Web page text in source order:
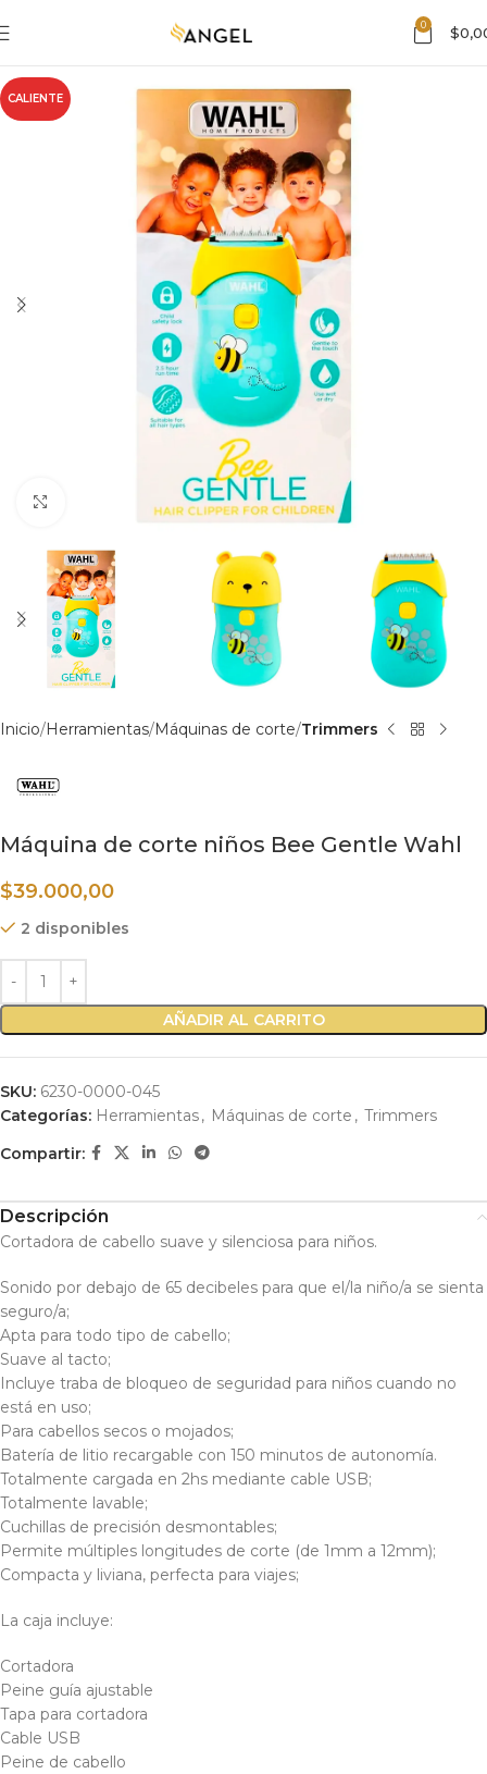
0 $
CALIENTE
Haga clic para ampliar
Inicio Herramientas Máquinas de corte Trimmers
Máquina de corte niños Bee Gentle Wahl
$39.000,00
2 disponibles
AÑADIR AL CARRITO
SKU: 6230-0000-045
Categorías: Herramientas, Máquinas de corte , Trimmers
Compartir:
Descripción
Cortadora de cabello suave y silenciosa para niños.
Sonido por debajo de 65 decibeles para que el/la niño/a se sienta
seguro/a;
Apta para todo tipo de cabello;
Suave al tacto;
Incluye traba de bloqueo de seguridad para niños cuando no
está en uso;
Para cabellos secos o mojados;
Batería de litio recargable con 150 minutos de autonomía.
Totalmente cargada en 2hs mediante cable USB;
Totalmente lavable;
Cuchillas de precisión desmontables;
Permite múltiples longitudes de corte (de 1mm a 12mm);
Compacta y liviana, perfecta para viajes;
La caja incluye:
Cortadora
Peine guía ajustable
Tapa para cortadora
Cable USB
Peine de cabello